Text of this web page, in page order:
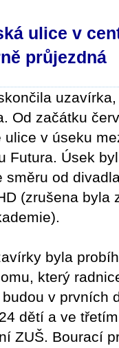
ulice v
průjezdná
Od začátku
ulice v úseku
Futura. Úsek
směru od
(zrušena byla
byla
který
v prvních
dětí a ve
ZUŠ. Bourací